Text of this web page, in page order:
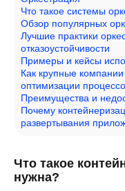
Что такое системы
Обзор популярных
Лучшие практики
отказоустойчивости
Примеры и кейсы
Как крупные
оптимизации
Преимущества и
Почему
развертывания
Что такое
нужна?